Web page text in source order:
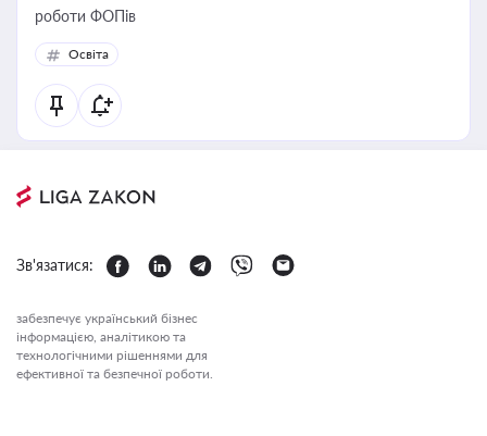
роботи ФОПів
Освіта
Зв'язатися:
забезпечує український бізнес
інформацією, аналітикою та
технологічними рішеннями для
ефективної та безпечної роботи.